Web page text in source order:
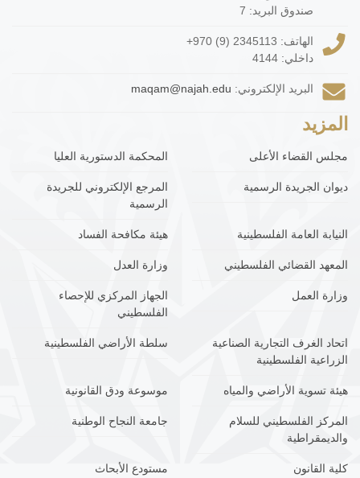
صندوق البريد: 7
الهاتف: +970 (9) 2345113
داخلي: 4144
البريد الإلكتروني: maqam@najah.edu
المزيد
مجلس القضاء الأعلى المحكمة الدستورية العليا
ديوان الجريدة الرسمية
المرجع الإلكتروني للجريدة
الرسمية
النيابة العامة الفلسطينية هيئة مكافحة الفساد
المعهد القضائي الفلسطيني وزارة العدل
وزارة العمل
الجهاز المركزي للإحصاء
الفلسطيني
اتحاد الغرف التجارية الصناعية
الزراعية الفلسطينية
سلطة الأراضي الفلسطينية
هيئة تسوية الأراضي والمياه موسوعة ودق القانونية
المركز الفلسطيني للسلام
والديمقراطية
جامعة النجاح الوطنية
كلية القانون مستودع الأبحاث